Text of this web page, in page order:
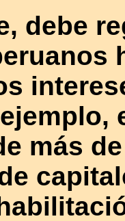
debe
más